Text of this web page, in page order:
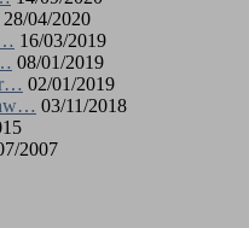
28/04/2020
16/03/2019
08/01/2019
02/01/2019
03/11/2018
2007